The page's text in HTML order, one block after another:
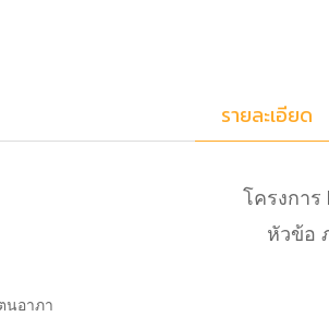
รายละเอียด
โครงกา
หัวข้อ
นอาภา